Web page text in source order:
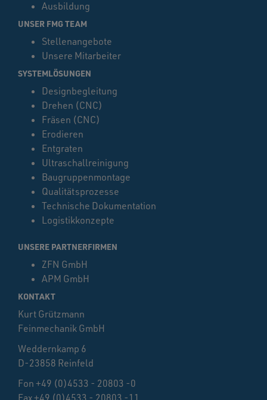
Ausbildung
UNSER FMG TEAM
Stellenangebote
Unsere Mitarbeiter
SYSTEMLÖSUNGEN
Designbegleitung
Drehen (CNC)
Fräsen (CNC)
Erodieren
Entgraten
Ultraschallreinigung
Baugruppenmontage
Qualitätsprozesse
Technische Dokumentation
Logistikkonzepte
UNSERE PARTNERFIRMEN
ZFN GmbH
APM GmbH
KONTAKT
Kurt Grützmann
Feinmechanik GmbH
Weddernkamp 6
D-23858 Reinfeld
Fon +49 (0)4533 - 20803 -0